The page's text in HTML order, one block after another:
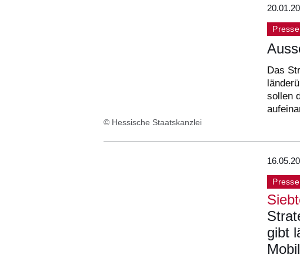
© Hessische Staatskanzlei
Das
sollen
gibt